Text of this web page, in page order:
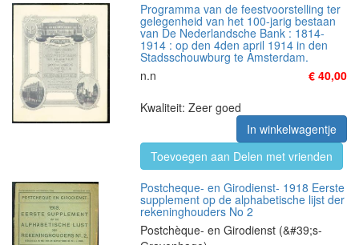
Programma van de feestvoorstelling ter
gelegenheid van het 100-jarig bestaan
van De Nederlandsche Bank : 1814-
1914 : op den 4den april 1914 in den
Stadsschouwburg te Amsterdam.
n.n
€ 40,00
Kwaliteit: Zeer goed
In winkelwagentje
Toevoegen aan Delen met vrienden
Postcheque- en Girodienst- 1918 Eerste
supplement op de alphabetische lijst der
rekeninghouders No 2
Postchèque- en Girodienst (&#39;s-